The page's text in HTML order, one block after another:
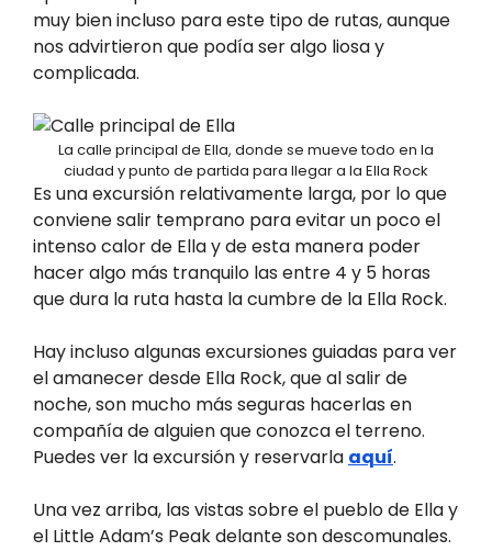
muy bien incluso para este tipo de rutas, aunque
nos advirtieron que podía ser algo liosa y
complicada.
La calle principal de Ella, donde se mueve todo en la
ciudad y punto de partida para llegar a la Ella Rock
Es una excursión relativamente larga, por lo que
conviene salir temprano para evitar un poco el
intenso calor de Ella y de esta manera poder
hacer algo más tranquilo las entre 4 y 5 horas
que dura la ruta hasta la cumbre de la Ella Rock.
Hay incluso algunas excursiones guiadas para ver
el amanecer desde Ella Rock, que al salir de
noche, son mucho más seguras hacerlas en
compañía de alguien que conozca el terreno.
Puedes ver la excursión y reservarla aquí.
Una vez arriba, las vistas sobre el pueblo de Ella y
el Little Adam’s Peak delante son descomunales.